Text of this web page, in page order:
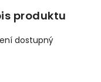
produktu
dostupný